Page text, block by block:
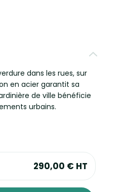
dans les rues, sur
en acier garantit sa
de ville bénéficie
urbains.
290,00 € HT